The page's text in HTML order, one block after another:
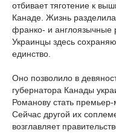
отбивает тяготение к
Канаде. Жизнь
франко- и англоязычные
Украинцы здесь
единство.
Оно позволило в
губернатора Канады
Романову стать
Сейчас другой их
возглавляет